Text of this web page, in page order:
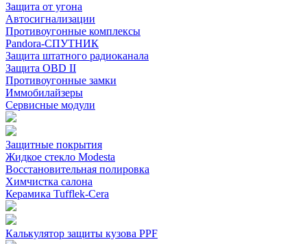
Защита от угона
Автосигнализации
Противоугонные комплексы
Pandora-СПУТНИК
Защита штатного радиоканала
Защита OBD II
Противоугонные замки
Иммобилайзеры
Сервисные модули
Защитные покрытия
Жидкое стекло Modesta
Восстановительная полировка
Химчистка салона
Керамика Tufflek-Cera
Калькулятор защиты кузова PPF